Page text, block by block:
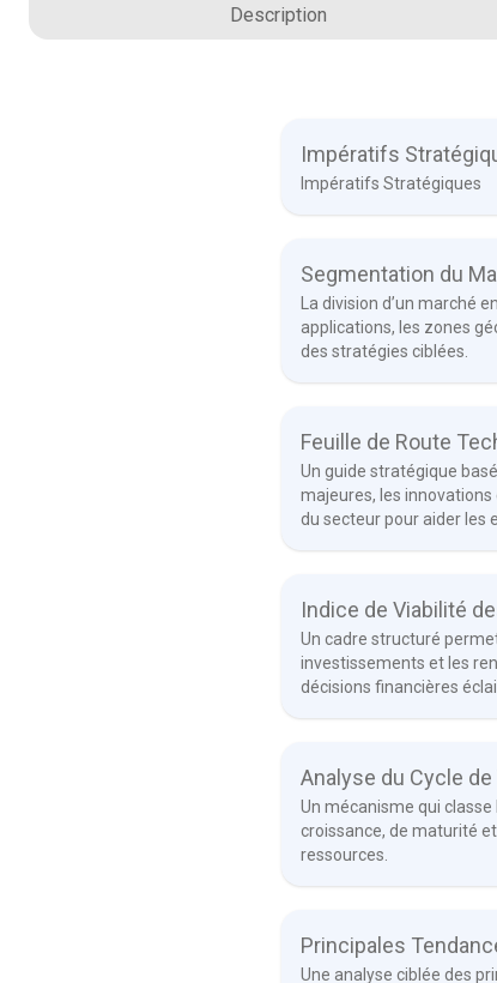
Description
Impératifs
Impératifs Stratégiques
Segmentation du
La division d’un marché
applications, les zones
des stratégies ciblées.
Feuille de Route
Un guide stratégique
majeures, les
du secteur pour aider les
Indice de Viabilité
Un cadre structuré
investissements et les
décisions financières
Analyse du Cycle
Un mécanisme qui classe
croissance, de maturité
ressources.
Principales
Une analyse ciblée des